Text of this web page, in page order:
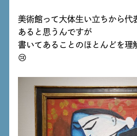
美術館って大体生い立ちから代
あると思うんですが
書いてあることのほとんどを理
😢